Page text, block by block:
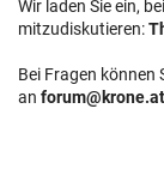
Wir laden Sie ein,
mitzudiskutieren:
Bei Fragen können
an forum@krone.at